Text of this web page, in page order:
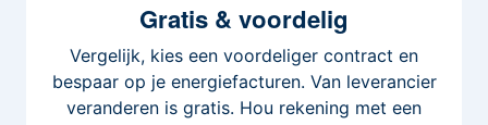
Gratis & voordelig
Vergelijk, kies een voordeliger contract en
bespaar op je energiefacturen. Van leverancier
veranderen is gratis. Hou rekening met een